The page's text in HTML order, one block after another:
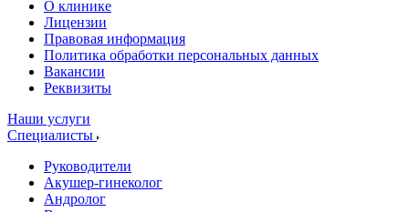
О клинике
Лицензии
Правовая информация
Политика обработки персональных данных
Вакансии
Реквизиты
Наши услуги
Специалисты
Руководители
Акушер-гинеколог
Андролог